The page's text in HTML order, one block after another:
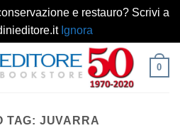
e restauro? Scrivi a
Ignora
0
TAG: JUVARRA